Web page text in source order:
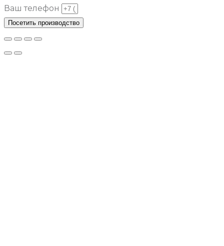
Ваш телефон
Посетить производство